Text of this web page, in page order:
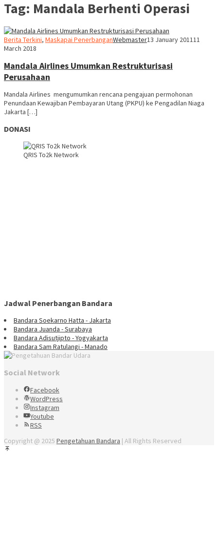
Tag: Mandala Berhenti Operasi
Berita Terkini, Maskapai PenerbanganWebmaster13 January 201111
March 2018
Mandala Airlines Umumkan Restrukturisasi
Perusahaan
Mandala Airlines mengumumkan rencana pengajuan permohonan
Penundaan Kewajiban Pembayaran Utang (PKPU) ke Pengadilan Niaga
Jakarta […]
DONASI
QRIS To2k Network
Jadwal Penerbangan Bandara
Bandara Soekarno Hatta - Jakarta
Bandara Juanda - Surabaya
Bandara Adisutjipto - Yogyakarta
Bandara Sam Ratulangi - Manado
Social Network
Facebook
WordPress
Instagram
Youtube
RSS
Copyright @ 2025 Pengetahuan Bandara | All Rights Reserved